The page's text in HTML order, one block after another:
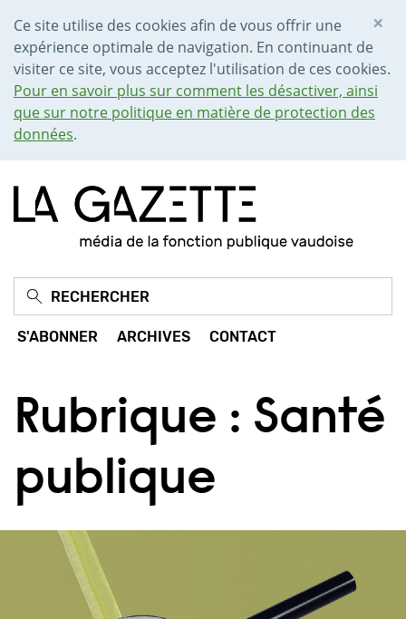
Ce site utilise des cookies afin de vous offrir une
expérience optimale de navigation. En continuant de
visiter ce site, vous acceptez l'utilisation de ces cookies.
Pour en savoir plus sur comment les désactiver, ainsi
que sur notre politique en matière de protection des
données.
×
S'ABONNER ARCHIVES CONTACT
Rubrique : Santé
publique